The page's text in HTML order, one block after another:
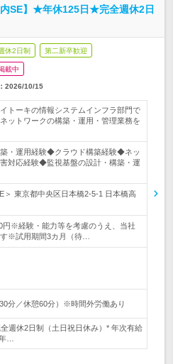
SE】★年休125日★完全週休2日
休2日制 第二新卒歓迎
載中
2026/10/15
トーキの情報システムインフラ部門で
ットワークの構築・運用・管理業務を
・運用経験◆クラウド構築経験◆ネッ
対応経験◆監視基盤の設計・構築・運
＞ 東京都中央区日本橋2-5-1 日本橋高
円※経験・能力等を考慮のうえ、当社
※試用期間3カ月（待…
分／休憩60分）※時間外労働あり
週休2日制（土日祝日休み）* 年次有給
…